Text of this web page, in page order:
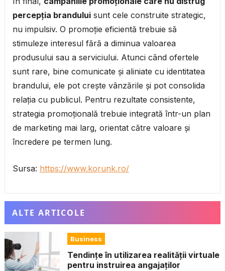
percepția branduluisunt cele construite strategic,
nu impulsiv. O promoție eficientă trebuie să
stimuleze interesul fără a diminua valoarea
produsului sau a serviciului. Atunci când ofertele
sunt rare, bine comunicate și aliniate cu identitatea
brandului, ele pot crește vânzările și pot consolida
relația cu publicul. Pentru rezultate consistente,
strategia promoțională trebuie integrată într-un plan
de marketing mai larg, orientat către valoare și
încredere pe termen lung.
Sursa: https://www.korunk.ro/
ALTE ARTICOLE
Business
Tendințe în utilizarea realității virtuale
pentru instruirea angajaților